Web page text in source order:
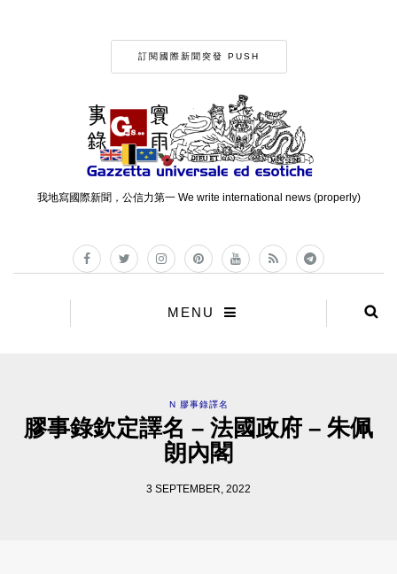
訂閱國際新聞突發 PUSH
我地寫國際新聞，公信力第一 We write international news (properly)
MENU
N 膠事錄譯名
膠事錄欽定譯名 – 法國政府 – 朱佩
朗內閣
3 SEPTEMBER, 2022